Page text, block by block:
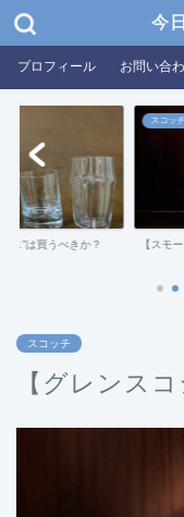
今
プロフィール お問い合
ス”は買うべきか？
スコッチ
【スモ
スコッチ
【グレンス